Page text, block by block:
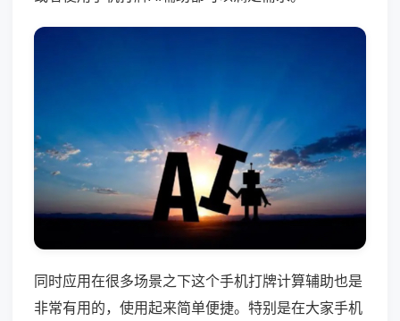
同时应用在很多场景之下这个手机打牌计算辅助也是
非常有用的，使用起来简单便捷。特别是在大家手机